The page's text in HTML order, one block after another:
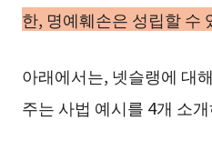
한, 명예훼손은 성립할 수
아래에서는, 넷슬랭에 대
주는 사법 예시를 4개 소